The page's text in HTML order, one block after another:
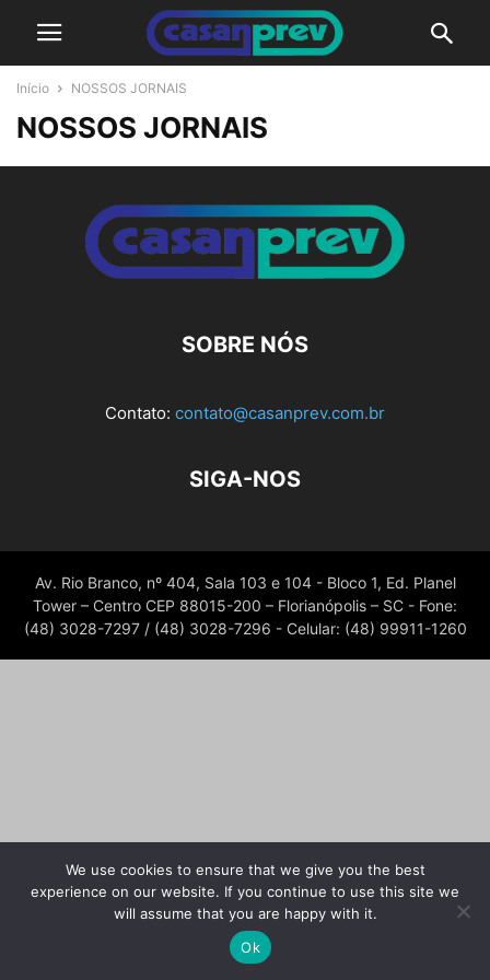
Início NOSSOS JORNAIS
NOSSOS JORNAIS
SOBRE NÓS
Contato: contato@casanprev.com.br
SIGA-NOS
Av. Rio Branco, nº 404, Sala 103 e 104 - Bloco 1, Ed. Planel
Tower – Centro CEP 88015-200 – Florianópolis – SC - Fone:
(48) 3028-7297 / (48) 3028-7296 - Celular: (48) 99911-1260
We use cookies to ensure that we give you the best
experience on our website. If you continue to use this site we
will assume that you are happy with it.
Ok